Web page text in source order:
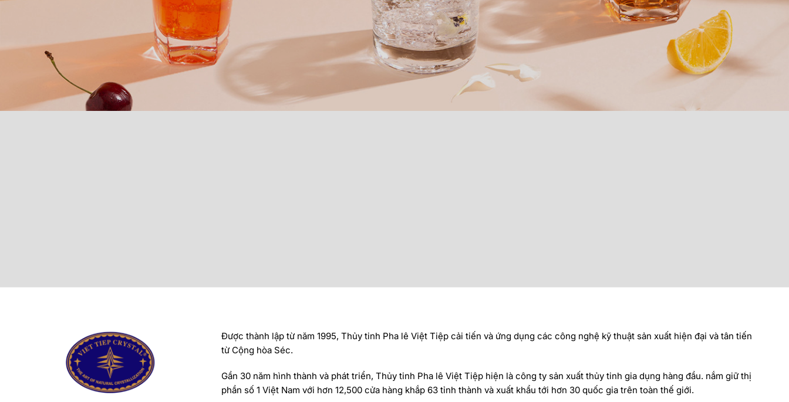
Được thành lập từ năm 1995, Thủy tinh Pha lê Việt Tiệp cải tiến và ứng dụng các công nghệ kỹ thuật sản xuất hiện đại và tân tiến
từ Cộng hòa Séc.
Gần 30 năm hình thành và phát triển, Thủy tinh Pha lê Việt Tiệp hiện là công ty sản xuất thủy tinh gia dụng hàng đầu. nắm giữ thị
phần số 1 Việt Nam với hơn 12,500 cửa hàng khắp 63 tỉnh thành và xuất khẩu tới hơn 30 quốc gia trên toàn thế giới.